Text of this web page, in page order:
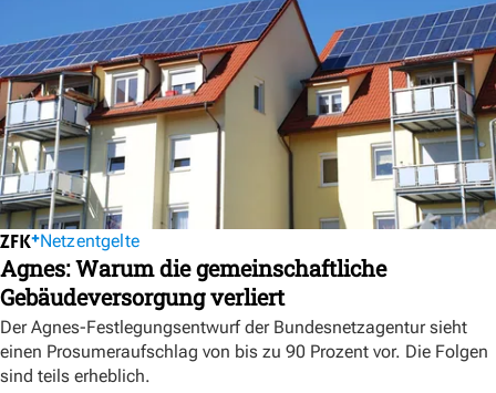
Netzentgelte
Agnes: Warum die gemeinschaftliche
Gebäudeversorgung verliert
Der Agnes-Festlegungsentwurf der Bundesnetzagentur sieht
einen Prosumeraufschlag von bis zu 90 Prozent vor. Die Folgen
sind teils erheblich.